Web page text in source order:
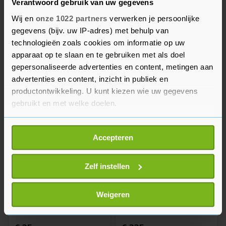
Verantwoord gebruik van uw gegevens
Wij en onze 1022 partners verwerken je persoonlijke
gegevens (bijv. uw IP-adres) met behulp van
technologieën zoals cookies om informatie op uw
apparaat op te slaan en te gebruiken met als doel
gepersonaliseerde advertenties en content, metingen aan
advertenties en content, inzicht in publiek en
productontwikkeling. U kunt kiezen wie uw gegevens
gebruikt en met welke doelen.
Als u het toestaat, willen we ook graag:
Informatie verzamelen over uw geografische
locatie, die tot een paar meter nauwkeurig kan zijn
Uw apparaat identificeren door het actief te
scannen op specifieke eigenschappen (fingerprinting)
Lees meer over hoe uw persoonlijke gegevens worden
verwerkt en stel uw voorkeuren in het
U kunt uw toestemming op elk moment wijzigen of
Accepteren
Zelf instellen
Weigeren
Stro
€ 2,-
Grote bench
€ 20,-